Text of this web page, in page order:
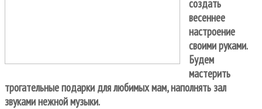
создать
весеннее
настроение
своими руками.
Будем
мастерить
трогательные подарки для любимых мам, наполнять зал
звуками нежной музыки.